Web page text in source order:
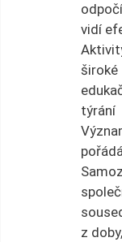
vidí
týrání
z